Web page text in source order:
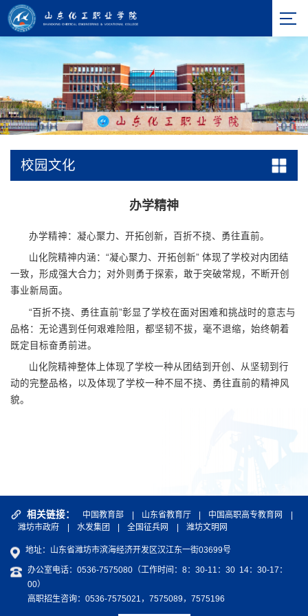
校园文化
办学精神
办学精神：凝心聚力、开拓创新，百折不挠、勇往直前。
山化院精神内涵：“凝心聚力、开拓创新” 体现了学校对内团结
一致，形成强大合力；对外则勇于探索，敢于突破常规，不断开创
事业新局面。
“百折不挠、勇往直前”彰显了学校在面对困难和挑战时的意志与
品格：无论遇到任何艰难险阻，都坚韧不拔，毫不退缩，始终朝着
既定目标奋勇前进。
山化院精神整体上体现了学校一种从团结到开创、从坚韧到行
动的完整品格，以及体现了学校一种不屈不挠、勇往直前的精神风
貌。
相关链接： 中国教育部 | 山东省教育厅 | 中国高职高专教育网
|
潍坊市政府
| 水发集团 | 全国征兵网 | 潍坊文明网
地址：山东省潍坊市滨海经济开发区汉江东一街03699号
办公室电话：0536-7575080（工作时间：8：30-11：30 14：30-17：
00）
高职招生咨询：0536-7575021，7575089，7575196